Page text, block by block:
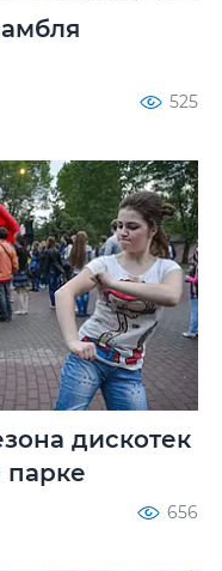
525
дискотек
парке
656